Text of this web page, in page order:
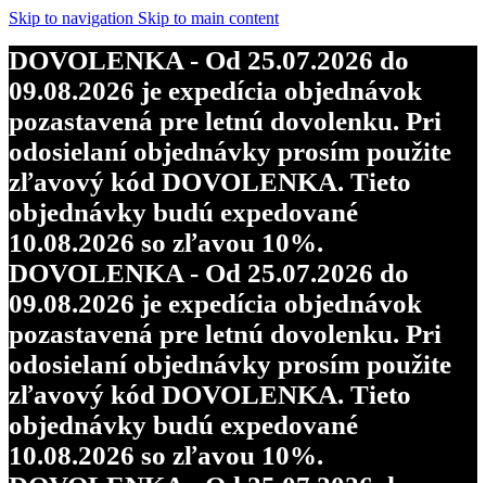
Skip to navigation Skip to main content
DOVOLENKA - Od 25.07.2026 do
09.08.2026 je expedícia objednávok
pozastavená pre letnú dovolenku. Pri
odosielaní objednávky prosím použite
zľavový kód DOVOLENKA. Tieto
objednávky budú expedované
10.08.2026 so zľavou 10%.
DOVOLENKA - Od 25.07.2026 do
09.08.2026 je expedícia objednávok
pozastavená pre letnú dovolenku. Pri
odosielaní objednávky prosím použite
zľavový kód DOVOLENKA. Tieto
objednávky budú expedované
10.08.2026 so zľavou 10%.